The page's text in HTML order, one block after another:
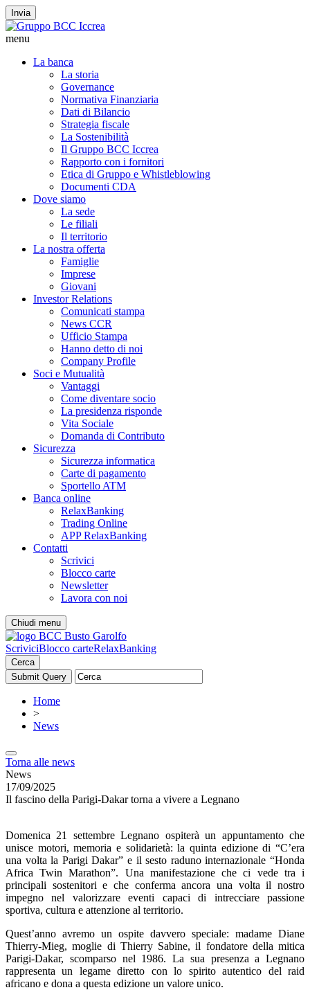
Invia
menu
La banca
La storia
Governance
Normativa Finanziaria
Dati di Bilancio
Strategia fiscale
La Sostenibilità
Il Gruppo BCC Iccrea
Rapporto con i fornitori
Etica di Gruppo e Whistleblowing
Documenti CDA
Dove siamo
La sede
Le filiali
Il territorio
La nostra offerta
Famiglie
Imprese
Giovani
Investor Relations
Comunicati stampa
News CCR
Ufficio Stampa
Hanno detto di noi
Company Profile
Soci e Mutualità
Vantaggi
Come diventare socio
La presidenza risponde
Vita Sociale
Domanda di Contributo
Sicurezza
Sicurezza informatica
Carte di pagamento
Sportello ATM
Banca online
RelaxBanking
Trading Online
APP RelaxBanking
Contatti
Scrivici
Blocco carte
Newsletter
Lavora con noi
Chiudi menu
ScriviciBlocco carteRelaxBanking
Cerca
Home
>
News
Torna alle news
News
17/09/2025
Il fascino della Parigi-Dakar torna a vivere a Legnano
Domenica 21 settembre Legnano ospiterà un appuntamento che
unisce motori, memoria e solidarietà: la quinta edizione di “C’era
una volta la Parigi Dakar” e il sesto raduno internazionale “Honda
Africa Twin Marathon”. Una manifestazione che ci vede tra i
principali sostenitori e che conferma ancora una volta il nostro
impegno nel valorizzare eventi capaci di intrecciare passione
sportiva, cultura e attenzione al territorio.
Quest’anno avremo un ospite davvero speciale: madame Diane
Thierry-Mieg, moglie di Thierry Sabine, il fondatore della mitica
Parigi-Dakar, scomparso nel 1986. La sua presenza a Legnano
rappresenta un legame diretto con lo spirito autentico del raid
africano e dona a questa edizione un valore unico.